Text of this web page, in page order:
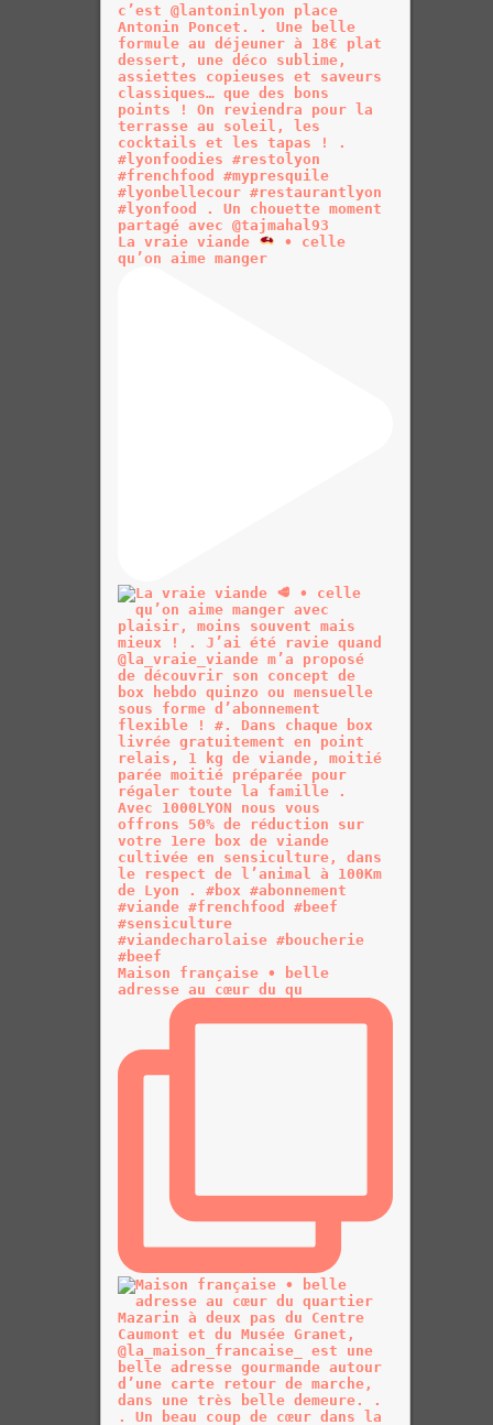
La vraie viande
• celle
qu’on aime manger
Maison française • belle
adresse au cœur du qu